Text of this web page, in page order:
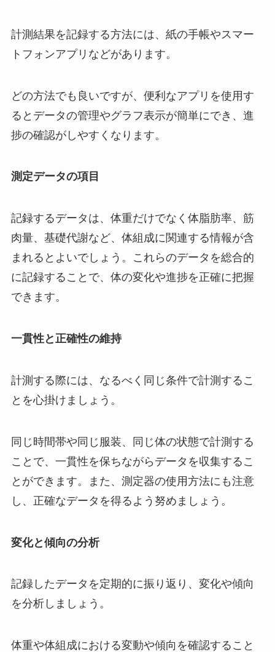
計測結果を記録する方法には、紙の手帳やスマー
トフォンアプリなどがあります。
どの方法でも良いですが、便利なアプリを使用す
るとデータの管理やグラフ表示が簡単にでき、進
捗の確認がしやすくなります。
測定データの項目
記録するデータは、体重だけでなく体脂肪率、筋
肉量、基礎代謝など、体組成に関連する情報が含
まれるとよいでしょう。これらのデータを総合的
に記録することで、体の変化や進捗を正確に把握
できます。
一貫性と正確性の維持
計測する際には、なるべく同じ条件で計測するこ
とを心掛けましょう。
同じ時間帯や同じ服装、同じ体の状態で計測する
ことで、一貫性を保ちながらデータを収集するこ
とができます。また、測定器の使用方法にも注意
し、正確なデータを得るよう努めましょう。
変化と傾向の分析
記録したデータを定期的に振り返り、変化や傾向
を分析しましょう。
体重や体組成における変動や傾向を確認すること